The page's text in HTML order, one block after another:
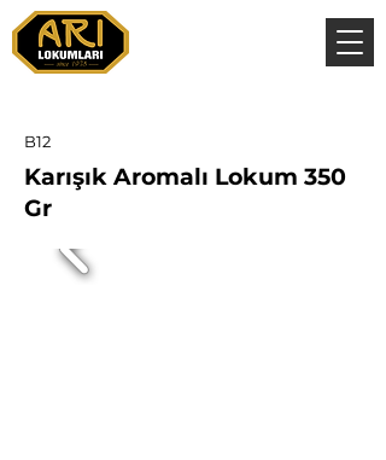
B12
Karışık Aromalı Lokum 350
Gr